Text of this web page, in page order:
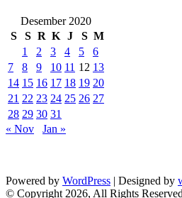
Desember 2020
S
S R K J S M
1
2 3 4 5
6
7
8 9 10 11 12 13
14 15 16 17 18 19 20
21 22 23 24 25 26 27
28 29 30 31
« Nov
Jan »
Powered by WordPress | Designed by
© Copyright 2026, All Rights Reserved